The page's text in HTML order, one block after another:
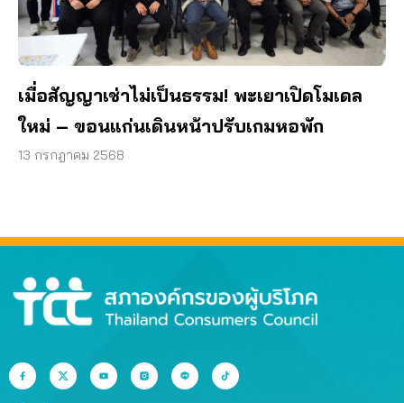
เมื่อสัญญาเช่าไม่เป็นธรรม! พะเยาเปิดโมเดล
ใหม่ – ขอนแก่นเดินหน้าปรับเกมหอพัก
13 กรกฎาคม 2568